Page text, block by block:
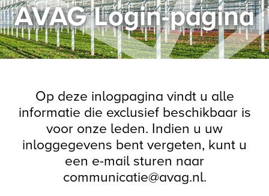
AVAG Login-pagina
Op deze inlogpagina vindt u alle
informatie die exclusief beschikbaar is
voor onze leden. Indien u uw
inloggegevens bent vergeten, kunt u
een e-mail sturen naar
communicatie@avag.nl.